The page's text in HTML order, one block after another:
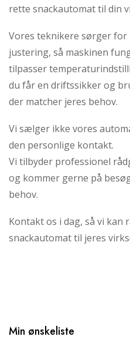
rette snackautomat til din
Vores teknikere sørger
justering, så maskinen
tilpasser
du får en driftssikker og
der matcher jeres behov.
Vi sælger ikke vores
den personlige kontakt.
Vi tilbyder professionel
og kommer gerne på
behov.
Kontakt os i dag, så vi kan
snackautomat til jeres
Min ønskeliste